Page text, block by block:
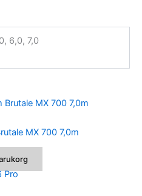
6,0, 7,0
MX 700 7,0m